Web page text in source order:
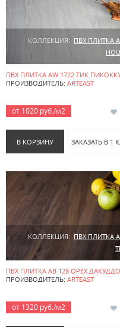
КОЛЛЕКЦИЯ: ПВХ ПЛИТКА
ПВХ ПЛИТКА AW 1722 ТИК
ПРОИЗВОДИТЕЛЬ: ARTEAST
от 1020 руб./м2
В КОРЗИНУ ЗАКАЗАТЬ В 1
КОЛЛЕКЦИЯ: ПВХ ПЛИТКА
ПВХ ПЛИТКА AB 128 ОРЕХ ДАКУДДО
ПРОИЗВОДИТЕЛЬ: ARTEAST
от 1320 руб./м2